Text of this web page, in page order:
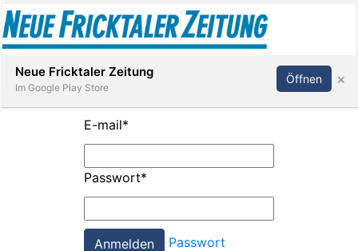
Abonnieren Anmelden
E-mail*
Passwort*
Passwort
Neue Fricktaler Zeitung
Im Google Play Store
Öffnen ×